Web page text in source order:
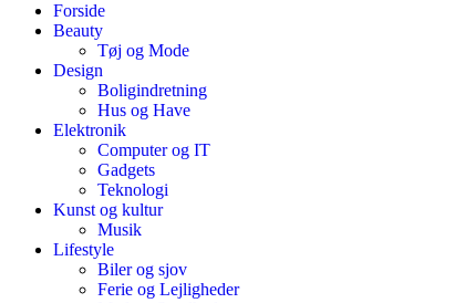
Forside
Beauty
Tøj og Mode
Design
Boligindretning
Hus og Have
Elektronik
Computer og IT
Gadgets
Teknologi
Kunst og kultur
Musik
Lifestyle
Biler og sjov
Ferie og Lejligheder